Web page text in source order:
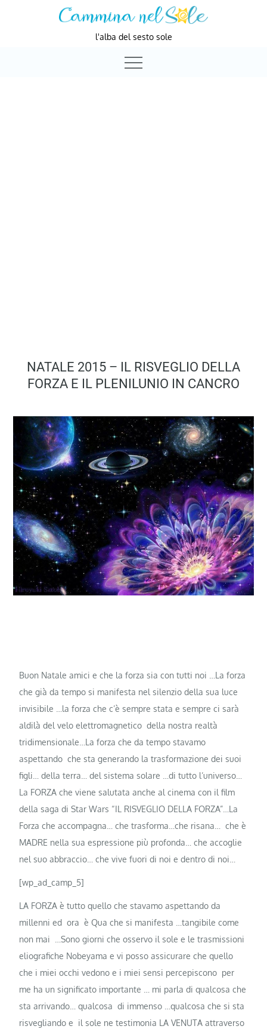
l'alba del sesto sole
NATALE 2015 – IL RISVEGLIO DELLA
FORZA E IL PLENILUNIO IN CANCRO
Buon Natale amici e che la forza sia con tutti noi …La forza
che già da tempo si manifesta nel silenzio della sua luce
invisibile …la forza che c’è sempre stata e sempre ci sarà
aldilà del velo elettromagnetico della nostra realtà
tridimensionale…La forza che da tempo stavamo
aspettando che sta generando la trasformazione dei suoi
figli… della terra… del sistema solare …di tutto l’universo…
La FORZA che viene salutata anche al cinema con il film
della saga di Star Wars “IL RISVEGLIO DELLA FORZA”…La
Forza che accompagna… che trasforma…che risana… che è
MADRE nella sua espressione più profonda… che accoglie
nel suo abbraccio… che vive fuori di noi e dentro di noi…
[wp_ad_camp_5]
LA FORZA è tutto quello che stavamo aspettando da
millenni ed ora è Qua che si manifesta …tangibile come
non mai …Sono giorni che osservo il sole e le trasmissioni
eliografiche Nobeyama e vi posso assicurare che quello
che i miei occhi vedono e i miei sensi percepiscono per
me ha un significato importante … mi parla di qualcosa che
sta arrivando… qualcosa di immenso …qualcosa che si sta
risvegliando e il sole ne testimonia LA VENUTA attraverso